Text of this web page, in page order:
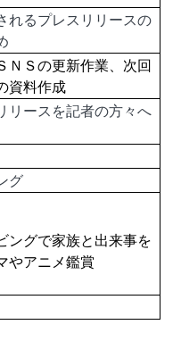
れるプレスリリースの
ＮＳの更新作業、次回
資料作成
リースを記者の方々へ
グ
ングで家族と出来事を
やアニメ鑑賞